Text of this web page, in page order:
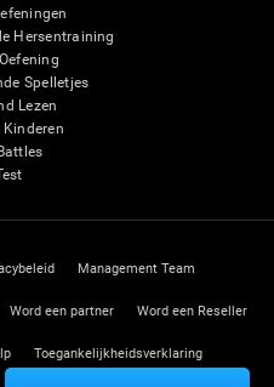
Hersentraining
Spelletjes
Lezen
Kinderen
Management Team
Word een partner Word een Reseller
Toegankelijkheidsverklaring